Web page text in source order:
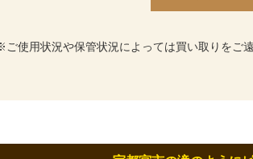
ご使用状況や保管状況によっては買い取りをご